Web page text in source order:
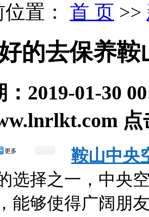
置： 首 页 >>
的去保养
2019-01-30
点
更多
鞍山中央
选择之一，中央
能够使得广阔朋